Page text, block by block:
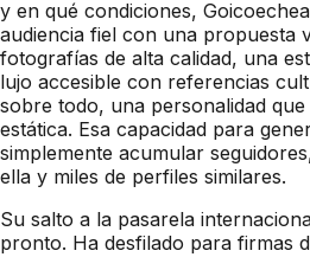
y en qué condiciones,
audiencia fiel con una propuesta
fotografías de alta calidad, una
lujo accesible con referencias
sobre todo, una personalidad
estática. Esa capacidad para
simplemente acumular
ella y miles de perfiles similares.
Su salto a la pasarela
pronto. Ha desfilado para firmas